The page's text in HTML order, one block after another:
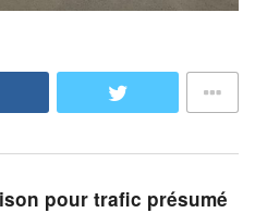
pour trafic présumé